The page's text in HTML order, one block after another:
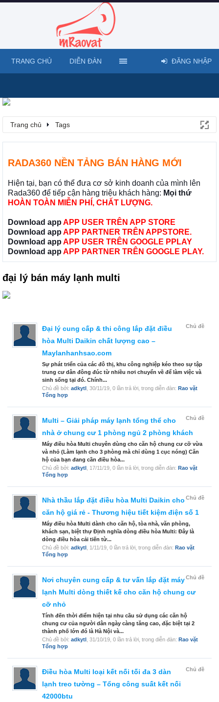
Trang chủ Tags
RADA360 NỀN TẢNG BÁN HÀNG MỚI
Hiện tại, bạn có thể đưa cơ sở kinh doanh của mình lên
Rada360 để tiếp cận hàng triệu khách hàng: Mọi thứ
HOÀN TOÀN MIỄN PHÍ, CHẤT LƯỢNG.
Download app APP USER TRÊN APP STORE
Download app APP PARTNER TRÊN APPSTORE.
Download app APP USER TRÊN GOOGLE PPLAY
Download app APP PARTNER TRÊN GOOGLE PLAY.
đại lý bán máy lạnh multi
Chủ đề
Đại lý cung cấp & thi công lắp đặt điều
hòa Multi Daikin chất lượng cao –
Maylanhanhsao.com
Sự phát triển của các đô thị, khu công nghiệp kéo theo sự tập
trung cư dân đông đúc từ nhiều nơi chuyển về để làm việc và
sinh sống tại đó. Chính...
Chủ đề bởi: adkytl 30/11/19 , 0 lần trả lời, trong diễn đàn: Rao vặt
Tổng hợp
Chủ đề
Multi – Giải pháp máy lạnh tổng thể cho
nhà ở chung cư 1 phòng ngủ 2 phòng khách
Máy điều hòa Multi chuyên dùng cho căn hộ chung cư cỡ vừa
và nhỏ (Làm lạnh cho 3 phòng mà chỉ dùng 1 cục nóng) Căn
hộ của bạn đang cần điều hòa...
Chủ đề bởi: adkytl 17/11/19 , 0 lần trả lời, trong diễn đàn: Rao vặt
Tổng hợp
Chủ đề
Nhà thầu lắp đặt điều hòa Multi Daikin cho
căn hộ giá rẻ - Thương hiệu tiết kiệm điện số 1
Máy điều hòa Multi dành cho căn hộ, tòa nhà, văn phòng,
khách sạn, biệt thự Định nghĩa dòng điều hòa Multi: Đây là
dòng điều hòa cải tiến từ...
Chủ đề bởi: adkytl 1/11/19 , 0 lần trả lời, trong diễn đàn: Rao vặt
Tổng hợp
Chủ đề
Nơi chuyên cung cấp & tư vấn lắp đặt máy
lạnh Multi dòng thiết kế cho căn hộ chung cư
cỡ nhỏ
Tính đến thời điểm hiện tại nhu cầu sử dụng các căn hộ
chung cư của người dân ngày càng tăng cao, đặc biệt tại 2
thành phố lớn đó là Hà Nội và...
Chủ đề bởi: adkytl 31/10/19 , 0 lần trả lời, trong diễn đàn: Rao vặt
Tổng hợp
Chủ đề
Điều hòa Multi loại kết nối tối đa 3 dàn
lạnh treo tường – Tổng công suất kết nối
42000btu
TRANG CHỦ DIỄN ĐÀN ĐĂNG NHẬP